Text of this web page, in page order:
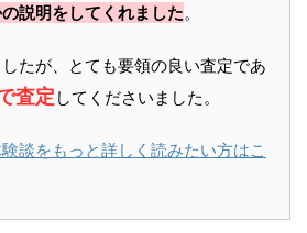
説明をしてくれました。
たが、とても要領の良い査定であ
査定 してくださいました。
談をもっと詳しく読みたい方はこ